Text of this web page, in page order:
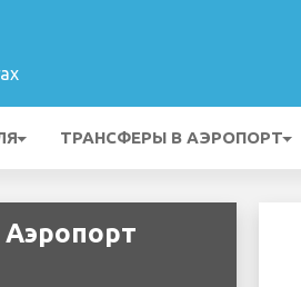
ТРАНСФЕРЫ В АЭРОПОРТ